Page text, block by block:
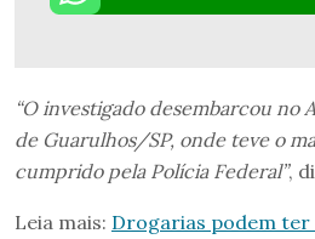
“O investigado desembarcou
de Guarulhos/SP, onde teve o
cumprido pela Polícia Federal”,
Leia mais: Drogarias podem ter